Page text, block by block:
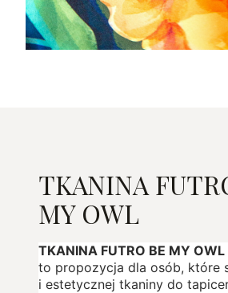
TKANINA
MY OWL
TKANINA FUTRO BE MY OWL
to propozycja dla osób, które
i estetycznej tkaniny do